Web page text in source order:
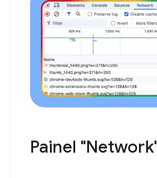
Painel